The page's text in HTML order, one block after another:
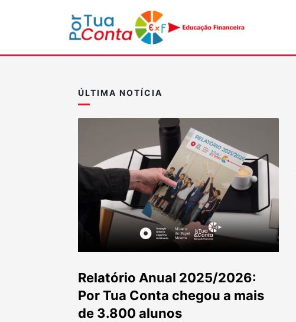
ÚLTIMA NOTÍCIA
Relatório Anual 2025/2026:
Por Tua Conta chegou a mais
de 3.800 alunos